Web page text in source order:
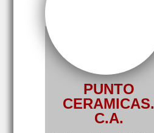
PUNTO
CERAMICAS.
C.A.